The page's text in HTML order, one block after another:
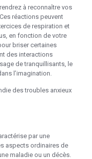
à reconnaître vos
réactions peuvent
de respiration et
en fonction de votre
briser certaines
des interactions
de tranquillisants, le
l’imagination.
des troubles anxieux
par une
aspects ordinaires de
maladie ou un décès.